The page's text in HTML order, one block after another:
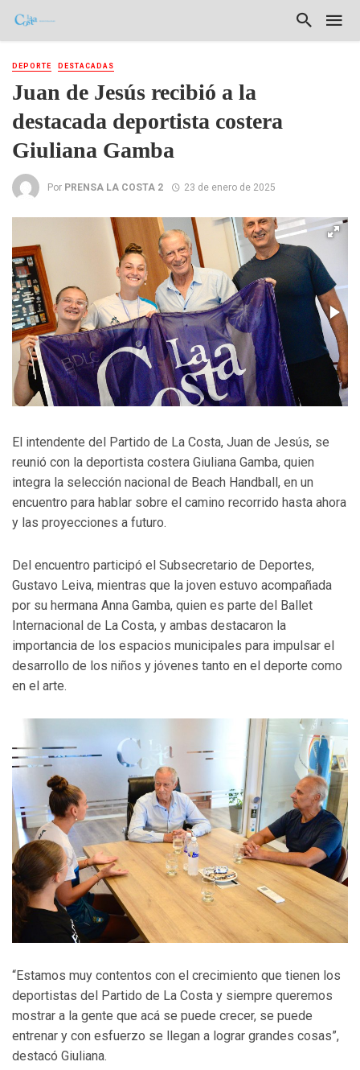
DEPORTE DESTACADAS
Juan de Jesús recibió a la
destacada deportista costera
Giuliana Gamba
Por PRENSA LA COSTA 2 23 de enero de 2025
El intendente del Partido de La Costa, Juan de Jesús, se
reunió con la deportista costera Giuliana Gamba, quien
integra la selección nacional de Beach Handball, en un
encuentro para hablar sobre el camino recorrido hasta ahora
y las proyecciones a futuro.
Del encuentro participó el Subsecretario de Deportes,
Gustavo Leiva, mientras que la joven estuvo acompañada
por su hermana Anna Gamba, quien es parte del Ballet
Internacional de La Costa, y ambas destacaron la
importancia de los espacios municipales para impulsar el
desarrollo de los niños y jóvenes tanto en el deporte como
en el arte.
“Estamos muy contentos con el crecimiento que tienen los
deportistas del Partido de La Costa y siempre queremos
mostrar a la gente que acá se puede crecer, se puede
entrenar y con esfuerzo se llegan a lograr grandes cosas”,
destacó Giuliana.